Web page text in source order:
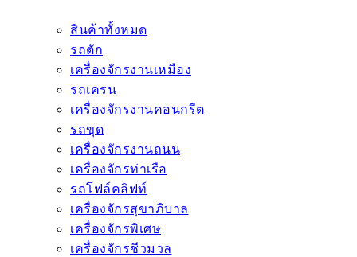
สินค้าทั้งหมด
รถตัก
เครื่องจักรงานเหมือง
รถเครน
เครื่องจักรงานคอนกรีต
รถขุด
เครื่องจักรงานถนน
เครื่องจักรท่าเรือ
รถโฟล์คลิฟท์
เครื่องจักรสุขาภิบาล
เครื่องจักรพิเศษ
เครื่องจักรชีวมวล